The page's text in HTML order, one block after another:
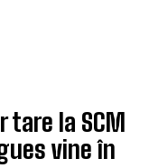
tare la SCM
vine în